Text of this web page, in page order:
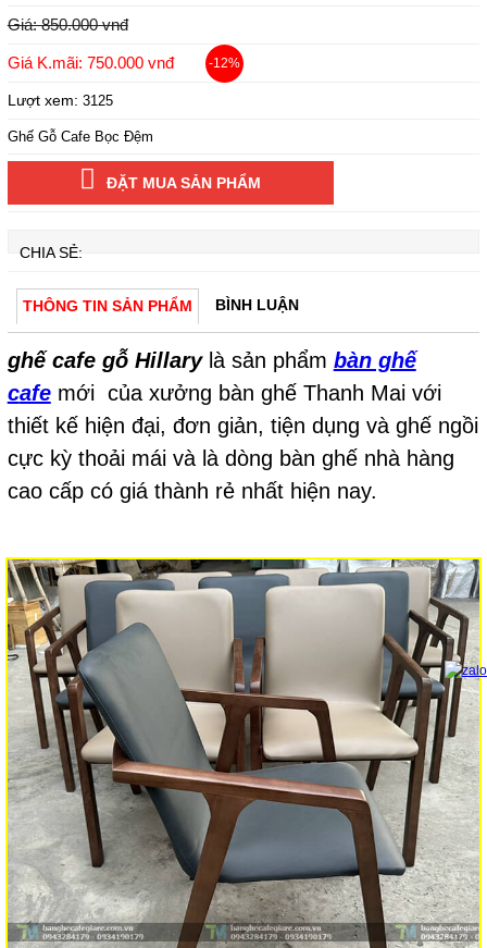
Giá: 850.000 vnđ
Giá K.mãi: 750.000 vnđ -12%
Lượt xem: 3125
Ghế Gỗ Cafe Bọc Đệm
ĐẶT MUA SẢN PHẨM
CHIA SẺ:
THÔNG TIN SẢN PHẨM BÌNH LUẬN
ghế cafe gỗ Hillarylà sản phẩm bàn ghế
cafemới của xưởng bàn ghế Thanh Mai với
thiết kế hiện đại, đơn giản, tiện dụng và ghế ngồi
cực kỳ thoải mái và là dòng bàn ghế nhà hàng
cao cấp có giá thành rẻ nhất hiện nay.